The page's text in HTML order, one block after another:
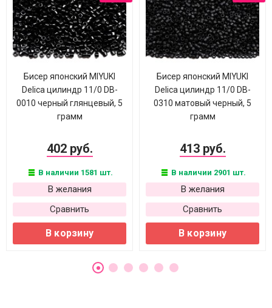
Бисер японский MIYUKI
Delica цилиндр 11/0 DB-
0010 черный глянцевый, 5
грамм
402 руб.
В наличии 1581 шт.
В желания
Сравнить
В корзину
Бисер японский MIYUKI
Delica цилиндр 11/0 DB-
0310 матовый черный, 5
грамм
413 руб.
В наличии 2901 шт.
В желания
Сравнить
В корзину